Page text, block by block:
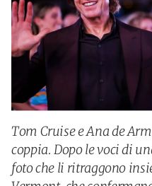
Tom Cruise e Ana de
coppia. Dopo le voci di
foto che li ritraggono